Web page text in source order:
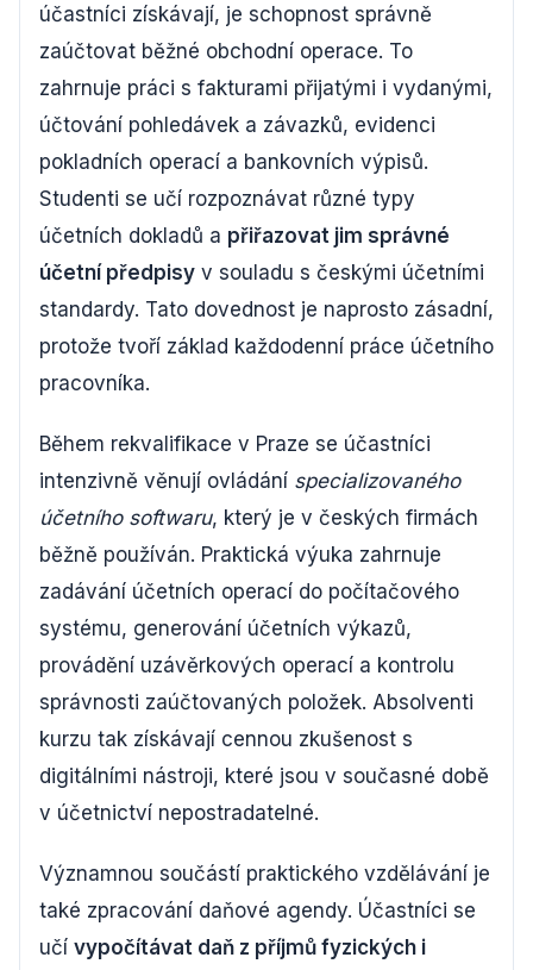
účastníci získávají, je schopnost správně
zaúčtovat běžné obchodní operace. To
zahrnuje práci s fakturami přijatými i vydanými,
účtování pohledávek a závazků, evidenci
pokladních operací a bankovních výpisů.
Studenti se učí rozpoznávat různé typy
účetních dokladů a přiřazovat jim správné
účetní předpisy v souladu s českými účetními
standardy. Tato dovednost je naprosto zásadní,
protože tvoří základ každodenní práce účetního
pracovníka.
Během rekvalifikace v Praze se účastníci
intenzivně věnují ovládání specializovaného
účetního softwaru, který je v českých firmách
běžně používán. Praktická výuka zahrnuje
zadávání účetních operací do počítačového
systému, generování účetních výkazů,
provádění uzávěrkových operací a kontrolu
správnosti zaúčtovaných položek. Absolventi
kurzu tak získávají cennou zkušenost s
digitálními nástroji, které jsou v současné době
v účetnictví nepostradatelné.
Významnou součástí praktického vzdělávání je
také zpracování daňové agendy. Účastníci se
učí vypočítávat daň z příjmů fyzických i